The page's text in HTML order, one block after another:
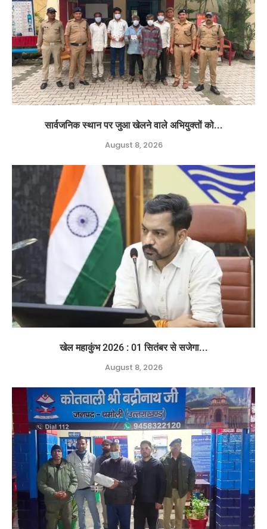
सार्वजनिक स्थान पर जुआ खेलने वाले अभियुक्तों को...
August 8, 2026
खेल महाकुंभ 2026 : 01 सितंबर से सजेगा...
August 8, 2026